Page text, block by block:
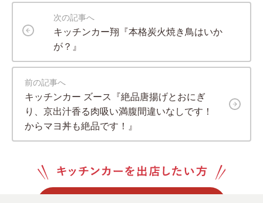
次の記事へ
キッチンカー翔『本格炭火焼き鳥はいか
が？』
前の記事へ
キッチンカー ズース『絶品唐揚げとおにぎ
り、京出汁香る肉吸い満腹間違いなしです！
からマヨ丼も絶品です！』